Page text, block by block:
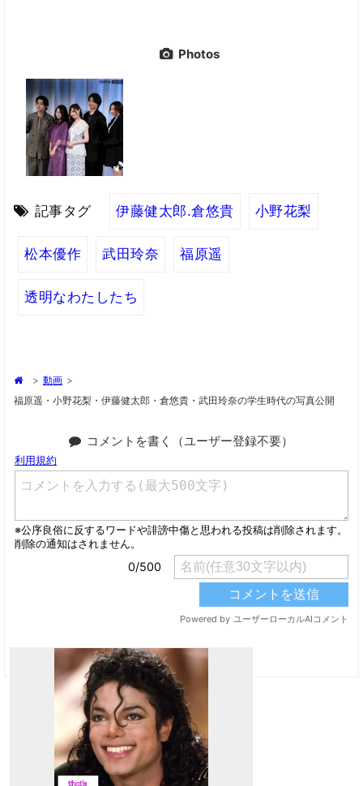
Photos
記事タグ 伊藤健太郎.倉悠貴 小野花梨
松本優作 武田玲奈 福原遥
透明なわたしたち
> 動画 >
福原遥・小野花梨・伊藤健太郎・倉悠貴・武田玲奈の学生時代の写真公開
コメントを書く（ユーザー登録不要）